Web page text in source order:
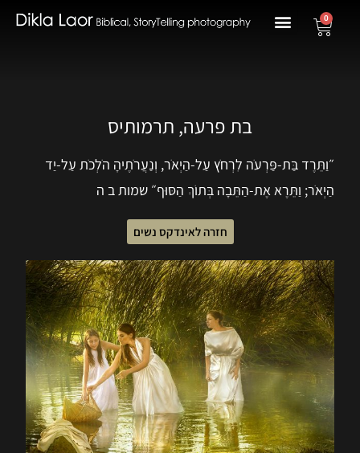
0
בת פרעה, תרמותיס
״וַתֵּרֶד בַּת-פַּרְעֹה לִרְחֹץ עַל-הַיְאֹר, וְנַעֲרֹתֶיהָ הֹלְכֹת עַל-יַד
הַיְאֹר; וַתֵּרֶא אֶת-הַתֵּבָה בְּתוֹךְ הַסּוּף״ שמות ב ה
חזרה לאינדקס נשים